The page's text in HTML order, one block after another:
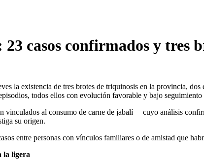
casos confirmados y tres
la existencia de tres brotes de triquinosis en la provincia,
todos ellos con evolución favorable y bajo
vinculados al consumo de carne de jabalí —cuyo análisis
su origen.
entre personas con vínculos familiares o de amistad que
la ligera